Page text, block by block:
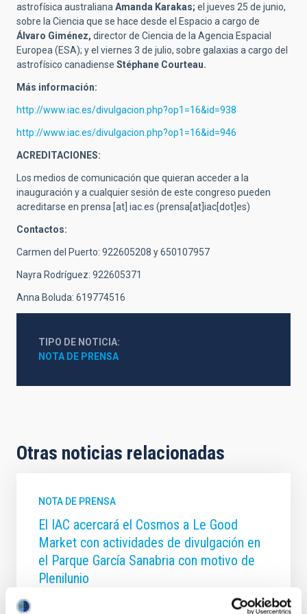
astrofísica australiana Amanda Karakas; el jueves 25 de junio,
sobre la Ciencia que se hace desde el Espacio a cargo de
Álvaro Giménez, director de Ciencia de la Agencia Espacial
Europea (ESA); y el viernes 3 de julio, sobre galaxias a cargo del
astrofísico canadiense Stéphane Courteau.
Más información:
http://www.iac.es/divulgacion.php?op1=16&id=938
http://www.iac.es/divulgacion.php?op1=16&id=946
ACREDITACIONES:
Los medios de comunicación que quieran acceder a la
inauguración y a cualquier sesión de este congreso pueden
acreditarse en prensa [at] iac.es (prensa[at]iac[dot]es)
Contactos:
Carmen del Puerto: 922605208 y 650107957
Nayra Rodríguez: 922605371
Anna Boluda: 619774516
TIPO DE NOTICIA
NOTA DE PRENSA
Otras noticias relacionadas
NOTA DE PRENSA
El IAC acercará el Cosmos a Le Good
Market con actividades de divulgación en
el Parque García Sanabria con motivo de
Plenilunio
El Instituto de Astrofísica de Canarias (IAC) colabora